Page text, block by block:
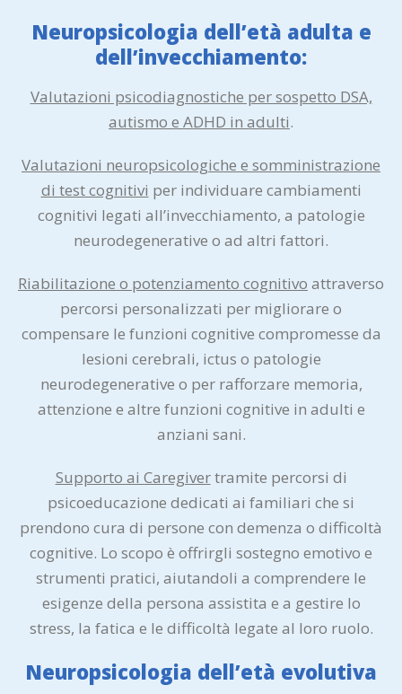
Neuropsicologia dell’età adulta e
dell’invecchiamento:
Valutazioni psicodiagnostiche per sospetto DSA,
autismo e ADHD in adulti.
Valutazioni neuropsicologiche e somministrazione
di test cognitivi per individuare cambiamenti
cognitivi legati all’invecchiamento, a patologie
neurodegenerative o ad altri fattori.
Riabilitazione o potenziamento cognitivo attraverso
percorsi personalizzati per migliorare o
compensare le funzioni cognitive compromesse da
lesioni cerebrali, ictus o patologie
neurodegenerative o per rafforzare memoria,
attenzione e altre funzioni cognitive in adulti e
anziani sani.
Supporto ai Caregivertramite percorsi di
psicoeducazione dedicati ai familiari che si
prendono cura di persone con demenza o difficoltà
cognitive. Lo scopo è offrirgli sostegno emotivo e
strumenti pratici, aiutandoli a comprendere le
esigenze della persona assistita e a gestire lo
stress, la fatica e le difficoltà legate al loro ruolo.
Neuropsicologia dell’età evolutiva